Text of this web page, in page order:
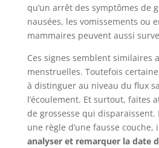
qu’un arrêt des symptômes de
nausées, les vomissements ou
mammaires peuvent aussi
Ces signes semblent similaires
menstruelles. Toutefois
à distinguer au niveau du flux
l’écoulement. Et surtout, faites
de grossesse qui
une règle d’une fausse
analyser et remarquer la date